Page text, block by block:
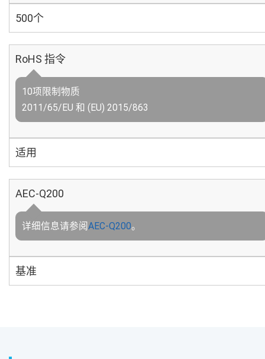
500个
RoHS 指令
10项限制物质
2011/65/EU 和 (EU) 2015/863
适用
AEC-Q200
详细信息请参阅AEC-Q200。
基准